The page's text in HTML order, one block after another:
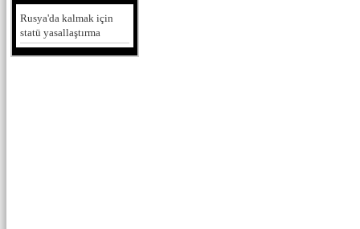
Rusya'da kalmak için
statü yasallaştırma